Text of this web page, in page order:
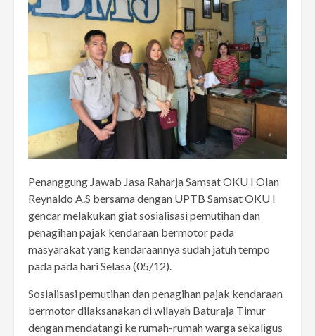
Penanggung Jawab Jasa Raharja Samsat OKU I Olan
Reynaldo A.S bersama dengan UPTB Samsat OKU I
gencar melakukan giat sosialisasi pemutihan dan
penagihan pajak kendaraan bermotor pada
masyarakat yang kendaraannya sudah jatuh tempo
pada pada hari Selasa (05/12).
Sosialisasi pemutihan dan penagihan pajak kendaraan
bermotor dilaksanakan di wilayah Baturaja Timur
dengan mendatangi ke rumah-rumah warga sekaligus